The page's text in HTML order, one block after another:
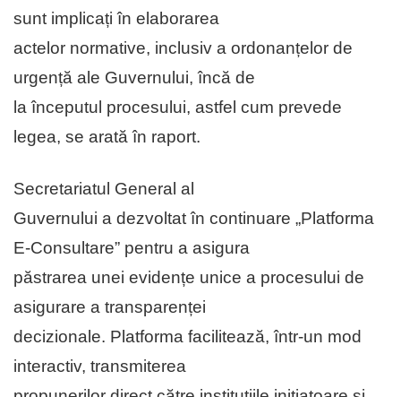
sunt implicați în elaborarea
actelor normative, inclusiv a ordonanțelor de
urgență ale Guvernului, încă de
la începutul procesului, astfel cum prevede
legea, se arată în raport.
Secretariatul General al
Guvernului a dezvoltat în continuare „Platforma
E-Consultare” pentru a asigura
păstrarea unei evidențe unice a procesului de
asigurare a transparenței
decizionale. Platforma facilitează, într-un mod
interactiv, transmiterea